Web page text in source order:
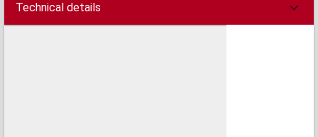
Technical details